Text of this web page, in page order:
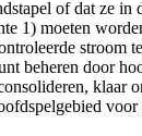
of dat ze
1) moeten
stroom
beheren door
klaar